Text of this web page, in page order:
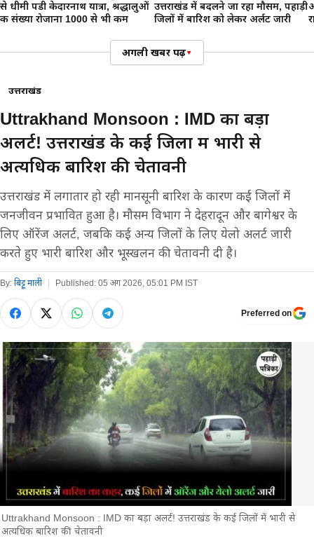
से धीमी पडी केदारनाथ यात्रा, श्रद्धालुओं
की संख्या रोजाना 1000 से भी कम
उत्तराखंड में बदलने जा रहा मौसम, पहाड़ी
जिलों में बारिश को लेकर अर्लट जारी
अगली खबर पढ़ें▾
उत्तराखंड
Uttrakhand Monsoon : IMD का बड़ा
अलर्ट! उत्तराखंड के कई जिलों में भारी से
अत्यधिक बारिश की चेतावनी
उत्तराखंड में लगातार हो रही मानसूनी बारिश के कारण कई जिलों में
जनजीवन प्रभावित हुआ है। मौसम विभाग ने देहरादून और बागेश्वर के
लिए ऑरेंज अलर्ट, जबकि कई अन्य जिलों के लिए येलो अलर्ट जारी
करते हुए भारी बारिश और भूस्खलन की चेतावनी दी है।
By: बिट्टू माली Published: 05 अग 2026, 05:01 PM IST
Preferred on
Uttrakhand Monsoon : IMD का बड़ा अलर्ट! उत्तराखंड के कई जिलों में भारी से
अत्यधिक बारिश की चेतावनी